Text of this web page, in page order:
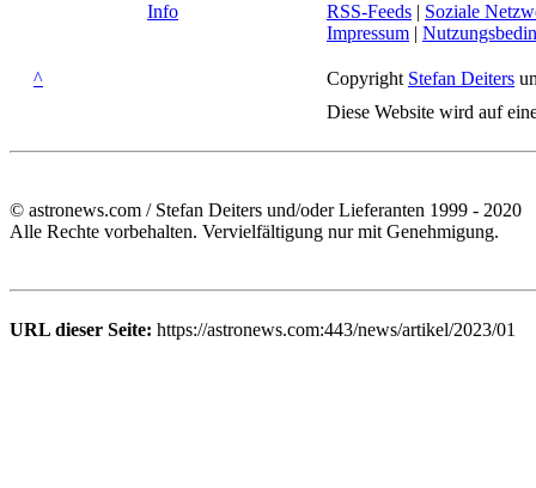
Info
RSS-Feeds | Soziale
Impressum |
^ Copyright Stefan Deiters
Diese Website wird auf
© astronews.com / Stefan Deiters und/oder Lieferanten 1999 - 2020
Alle Rechte vorbehalten. Vervielfältigung nur mit Genehmigung.
URL dieser Seite: https://astronews.com:443/news/artikel/2023/01